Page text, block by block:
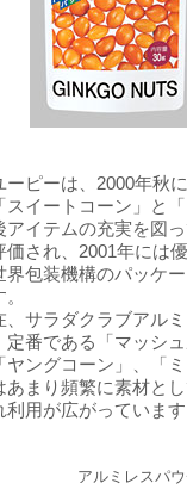
ピーは、2000年秋
スイートコーン」と
アイテムの充実を図
価され、2001年には
界包装機構のパッケ
サラダクラブアル
定番である「マッシ
ヤングコーン」、「
あまり頻繁に素材と
利用が広がっていま
アルミレスパ